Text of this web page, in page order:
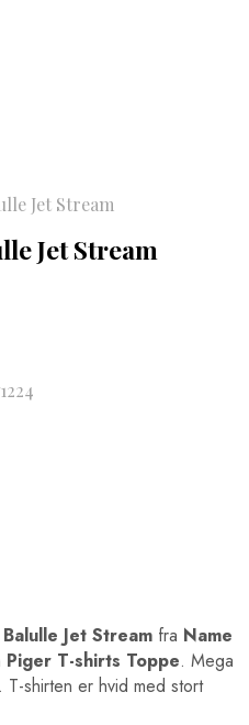
Jet Stream
Jet Stream
Jet Stream fra Name
Piger T-shirts Toppe. Mega
shirten er hvid med stort